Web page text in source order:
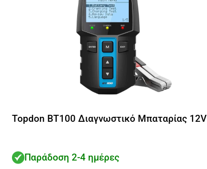
Topdon BT100 Διαγνωστικό Μπαταρίας 12V
Παράδοση 2-4 ημέρες